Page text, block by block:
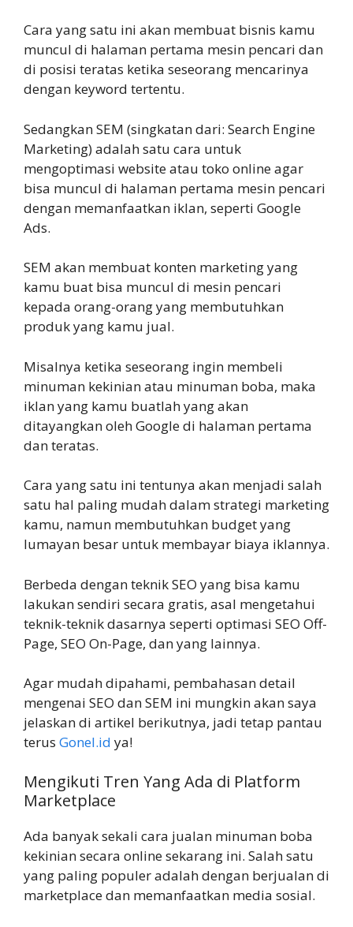
Cara yang satu ini akan membuat bisnis kamu
muncul di halaman pertama mesin pencari dan
di posisi teratas ketika seseorang mencarinya
dengan keyword tertentu.
Sedangkan SEM (singkatan dari: Search Engine
Marketing) adalah satu cara untuk
mengoptimasi website atau toko online agar
bisa muncul di halaman pertama mesin pencari
dengan memanfaatkan iklan, seperti Google
Ads.
SEM akan membuat konten marketing yang
kamu buat bisa muncul di mesin pencari
kepada orang-orang yang membutuhkan
produk yang kamu jual.
Misalnya ketika seseorang ingin membeli
minuman kekinian atau minuman boba, maka
iklan yang kamu buatlah yang akan
ditayangkan oleh Google di halaman pertama
dan teratas.
Cara yang satu ini tentunya akan menjadi salah
satu hal paling mudah dalam strategi marketing
kamu, namun membutuhkan budget yang
lumayan besar untuk membayar biaya iklannya.
Berbeda dengan teknik SEO yang bisa kamu
lakukan sendiri secara gratis, asal mengetahui
teknik-teknik dasarnya seperti optimasi SEO Off-
Page, SEO On-Page, dan yang lainnya.
Agar mudah dipahami, pembahasan detail
mengenai SEO dan SEM ini mungkin akan saya
jelaskan di artikel berikutnya, jadi tetap pantau
terus Gonel.id ya!
Mengikuti Tren Yang Ada di Platform
Marketplace
Ada banyak sekali cara jualan minuman boba
kekinian secara online sekarang ini. Salah satu
yang paling populer adalah dengan berjualan di
marketplace dan memanfaatkan media sosial.